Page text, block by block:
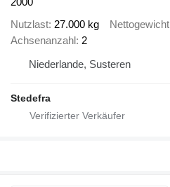
Nutzlast 27.000 kg Nettogewicht
Achsenanzahl
2
Niederlande, Susteren
Stedefra